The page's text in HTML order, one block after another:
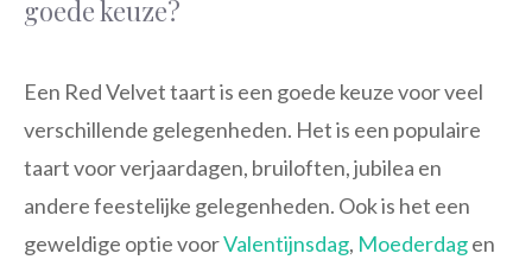
goede keuze?
Een Red Velvet taart is een goede keuze voor veel
verschillende gelegenheden. Het is een populaire
taart voor verjaardagen, bruiloften, jubilea en
andere feestelijke gelegenheden. Ook is het een
geweldige optie voorValentijnsdag, Moederdagen